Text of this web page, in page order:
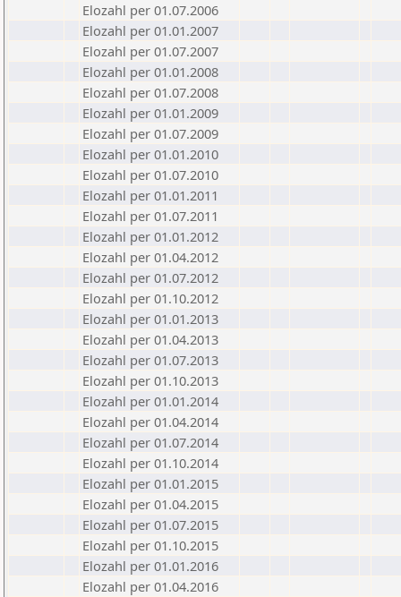
Elozahl per 01.07.2006
Elozahl per 01.01.2007
Elozahl per 01.07.2007
Elozahl per 01.01.2008
Elozahl per 01.07.2008
Elozahl per 01.01.2009
Elozahl per 01.07.2009
Elozahl per 01.01.2010
Elozahl per 01.07.2010
Elozahl per 01.01.2011
Elozahl per 01.07.2011
Elozahl per 01.01.2012
Elozahl per 01.04.2012
Elozahl per 01.07.2012
Elozahl per 01.10.2012
Elozahl per 01.01.2013
Elozahl per 01.04.2013
Elozahl per 01.07.2013
Elozahl per 01.10.2013
Elozahl per 01.01.2014
Elozahl per 01.04.2014
Elozahl per 01.07.2014
Elozahl per 01.10.2014
Elozahl per 01.01.2015
Elozahl per 01.04.2015
Elozahl per 01.07.2015
Elozahl per 01.10.2015
Elozahl per 01.01.2016
Elozahl per 01.04.2016